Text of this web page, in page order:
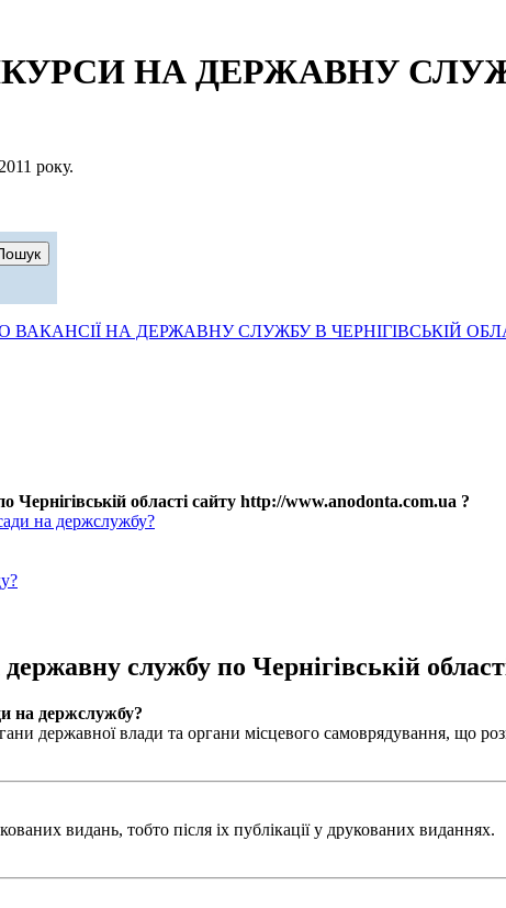
НА ДЕРЖАВНУ
року.
НА ДЕРЖАВНУ СЛУЖБУ В ЧЕРНІГІВСЬКІЙ
області сайту http://www.anodonta.com.ua ?
на держслужбу?
службу по Чернігівській
на держслужбу?
державної влади та органи місцевого самоврядування, що
видань, тобто після іх публікації у друкованих виданнях.